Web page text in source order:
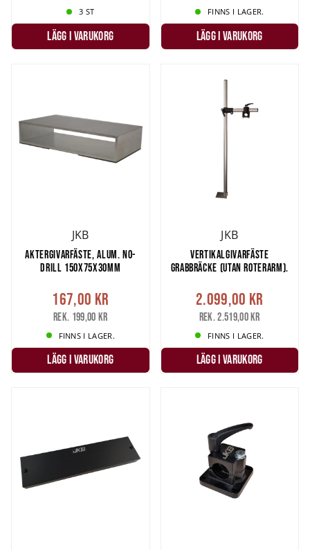
3 ST
LÄGG I VARUKORG
FINNS I LAGER.
LÄGG I VARUKORG
JKB
AKTERGIVARFÄSTE, ALUM. NO-
DRILL 150X75X30MM
167,00 kr
Rek. 199,00 kr
FINNS I LAGER.
LÄGG I VARUKORG
JKB
VERTIKALGIVARFÄSTE
GRABBRÄCKE (UTAN ROTERARM).
2.099,00 kr
Rek. 2.519,00 kr
FINNS I LAGER.
LÄGG I VARUKORG